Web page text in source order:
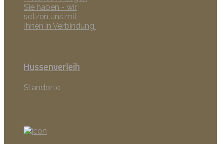
Sie haben - wir
setzen uns mit
Ihnen in Verbindung.
Hussenverleih
Standorte